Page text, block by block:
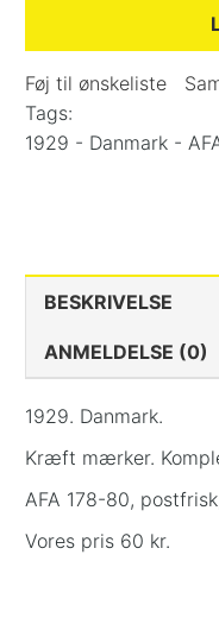
Føj til ønskeliste
Tags:
1929 - Danmark -
BESKRIVELSE
ANMELDELSE (0)
1929. Danmark.
Kræft mærker.
AFA 178-80,
Vores pris 60 kr.